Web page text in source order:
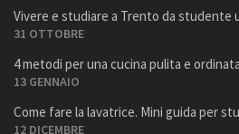
Vivere e studiare a Trento da studente
31 OTTOBRE
4 metodi per una cucina pulita e
13 GENNAIO
Come fare la lavatrice. Mini guida per
12 DICEMBRE